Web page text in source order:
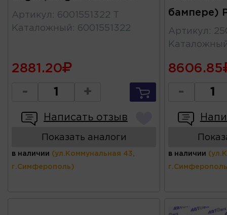
Артикул : 6001551322 Т
Каталожный : 6001551322
2881.20
- +
Написать отзыв
Показать аналоги
в наличии (ул.Коммунальная 43,
г.Симферополь)
бампере)
Артикул :
8606.85
-
в наличии